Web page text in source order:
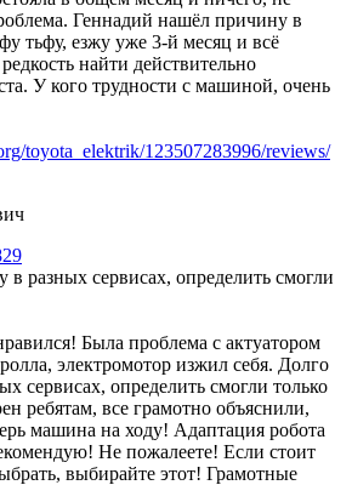
Геннадий нашёл причину в
тьфу, езжу уже 3-й месяц и всё
найти действительно
У кого трудности с машиной, очень
toyota_elektrik/123507283996/reviews/
в разных сервисах, определить смогли
Была проблема с актуатором
электромотор изжил себя. Долго
сервисах, определить смогли только
ребятам, все грамотно объяснили,
машина на ходу! Адаптация робота
Не пожалеете! Если стоит
выбирайте этот! Грамотные